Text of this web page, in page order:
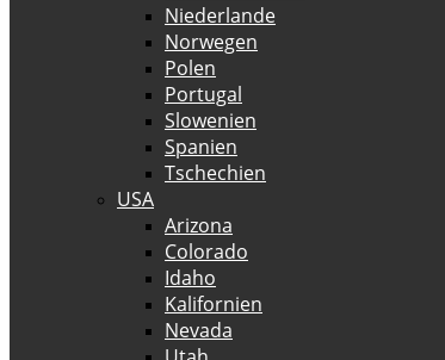
Niederlande
Norwegen
Polen
Portugal
Slowenien
Spanien
Tschechien
USA
Arizona
Colorado
Idaho
Kalifornien
Nevada